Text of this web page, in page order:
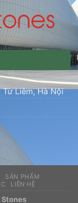
Liêm, Hà Nội
SẢN PHẨM
LIÊN HỆ
Stones